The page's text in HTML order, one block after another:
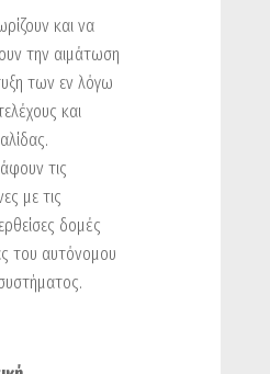
και να
την αιμάτωση
των εν λόγω
και
τις
με τις
δομές
του αυτόνομου